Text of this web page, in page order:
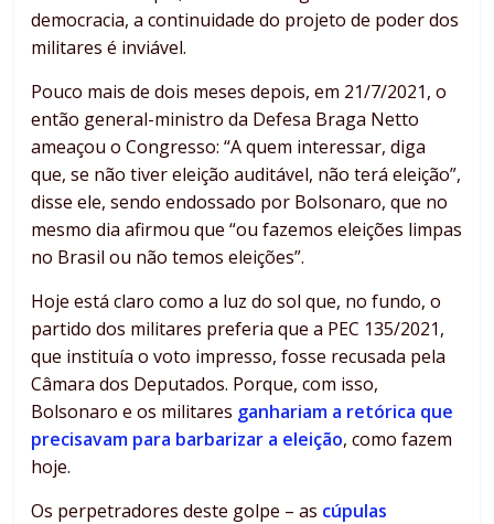
democracia, a continuidade do projeto de poder dos
militares é inviável.
Pouco mais de dois meses depois, em 21/7/2021, o
então general-ministro da Defesa Braga Netto
ameaçou o Congresso: “A quem interessar, diga
que, se não tiver eleição auditável, não terá eleição”,
disse ele, sendo endossado por Bolsonaro, que no
mesmo dia afirmou que “ou fazemos eleições limpas
no Brasil ou não temos eleições”.
Hoje está claro como a luz do sol que, no fundo, o
partido dos militares preferia que a PEC 135/2021,
que instituía o voto impresso, fosse recusada pela
Câmara dos Deputados. Porque, com isso,
Bolsonaro e os militares ganhariam a retórica que
precisavam para barbarizar a eleição, como fazem
hoje.
Os perpetradores deste golpe – as cúpulas